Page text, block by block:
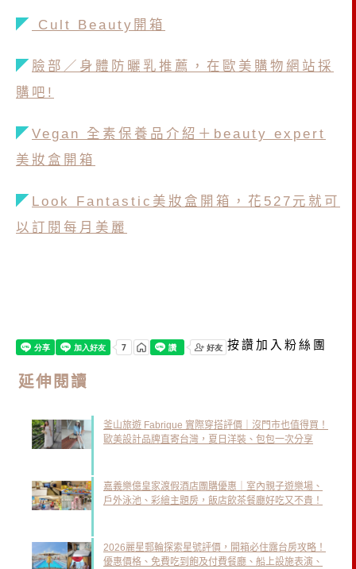
◤ Cult Beauty開箱
◤ 臉部／身體防曬乳推薦，在歐美購物網站採
購吧!
◤ Vegan 全素保養品介紹＋beauty expert
美妝盒開箱
◤ Look Fantastic美妝盒開箱，花527元就可
以訂閱每月美麗
按讚加入粉絲團
延伸閱讀
釜山旅遊 Fabrique 實際穿搭評價｜沒門市也值得買！
歐美設計品牌直寄台灣，夏日洋裝、包包一次分享
嘉義樂億皇家渡假酒店團購優惠｜室內親子遊樂場、
戶外泳池、彩繪主題房，飯店飲茶餐廳好吃又不貴！
2026麗星郵輪探索星號評價，開箱必住露台房攻略！
優惠價格、免費吃到飽及付費餐廳、船上設施表演、